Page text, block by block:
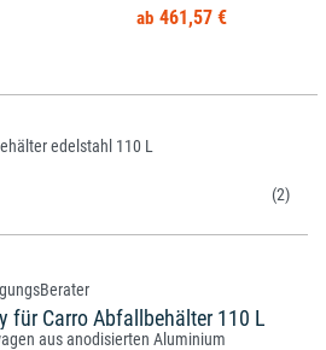
461,57 €
edelstahl 110 L
(2)
für Carro Abfallbehälter 110 L
aus anodisierten Aluminium